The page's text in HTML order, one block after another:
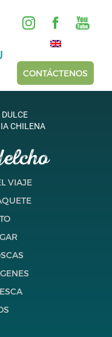
CONTÁCTENOS
CHILENA
VIAJE